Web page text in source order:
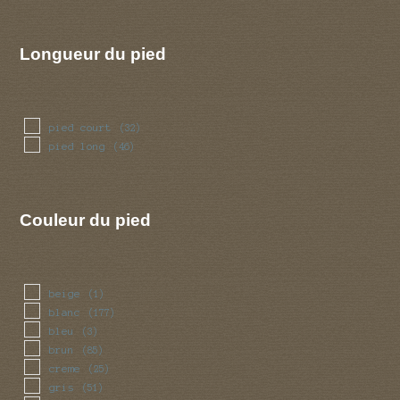
Longueur du pied
pied court (32)
pied long (46)
Couleur du pied
beige (1)
blanc (177)
bleu (3)
brun (85)
creme (25)
gris (51)